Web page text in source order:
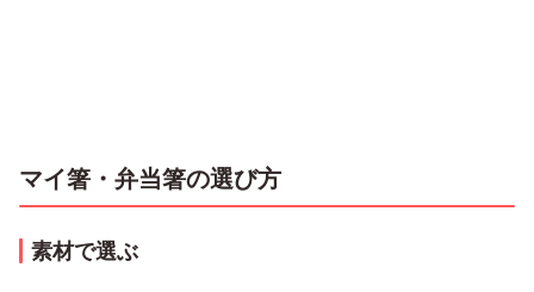
マイ箸・弁当箸の選び方
素材で選ぶ